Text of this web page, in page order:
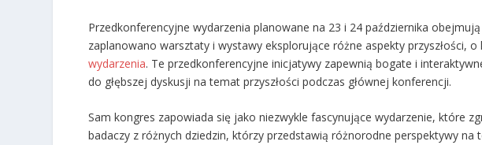
Przedkonferencyjne wydarzenia planowane na 23 i 24 października
zaplanowano warsztaty i wystawy eksplorujące różne aspekty przyszłości,
wydarzenia. Te przedkonferencyjne inicjatywy zapewnią bogate i
do głębszej dyskusji na temat przyszłości podczas głównej konferencji.
Sam kongres zapowiada się jako niezwykle fascynujące wydarzenie, które
badaczy z różnych dziedzin, którzy przedstawią różnorodne perspektywy na